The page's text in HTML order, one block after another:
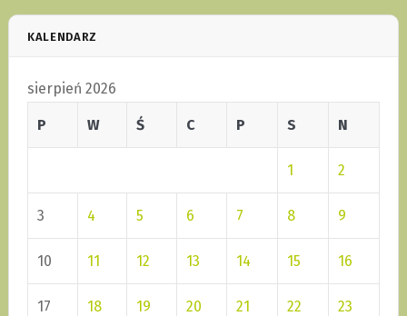
KALENDARZ
sierpień 2026
P W Ś C P S N
1 2
3 4 5 6 7 8 9
10 11 12 13 14 15 16
17 18 19 20 21 22 23